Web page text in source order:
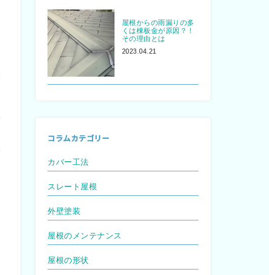
屋根からの雨漏りの多
くは棟板金が原因？！
その理由とは
2023.04.21
コラムカテゴリー
カバー工法
スレート屋根
外壁塗装
屋根のメンテナンス
屋根の形状